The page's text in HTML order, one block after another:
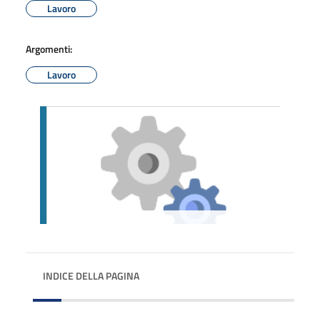
Lavoro
Argomenti:
Lavoro
INDICE DELLA PAGINA